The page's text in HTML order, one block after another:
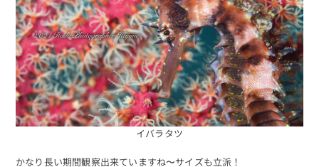
イバラタツ
かなり長い期間観察出来ていますね〜サイズも立派！